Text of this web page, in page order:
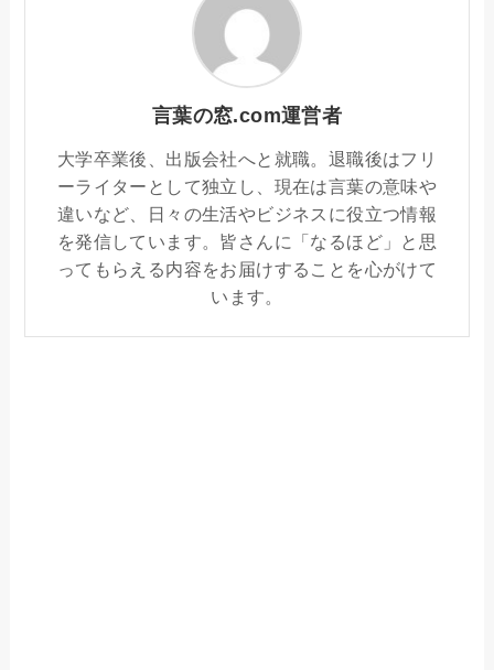
言葉の窓.com運営者
大学卒業後、出版会社へと就職。退職後はフリ
ーライターとして独立し、現在は言葉の意味や
違いなど、日々の生活やビジネスに役立つ情報
を発信しています。皆さんに「なるほど」と思
ってもらえる内容をお届けすることを心がけて
います。